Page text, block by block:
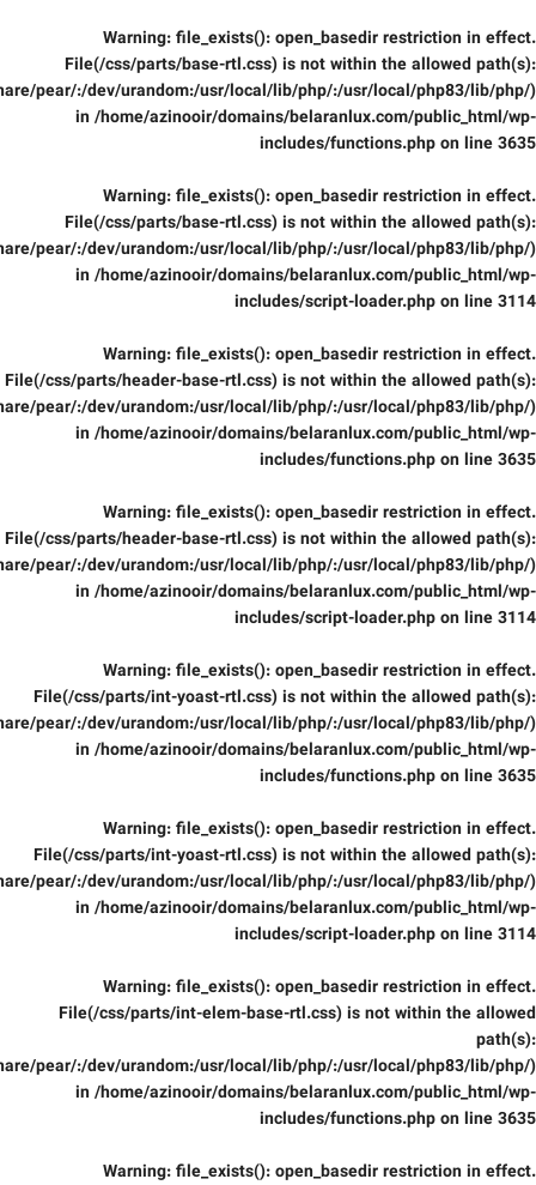
Warning: file_exists(): open_basedir restriction in effect.
File(/css/parts/base-rtl.css) is not within the allowed path(s):
pear/:/dev/urandom:/usr/local/lib/php/:/usr/local/php83/lib/php/)
in /home/azinooir/domains/belaranlux.com/public_html/wp-
includes/functions.php on line 3635
Warning: file_exists(): open_basedir restriction in effect.
File(/css/parts/base-rtl.css) is not within the allowed path(s):
pear/:/dev/urandom:/usr/local/lib/php/:/usr/local/php83/lib/php/)
in /home/azinooir/domains/belaranlux.com/public_html/wp-
includes/script-loader.php on line 3114
Warning: file_exists(): open_basedir restriction in effect.
File(/css/parts/header-base-rtl.css) is not within the allowed path(s):
pear/:/dev/urandom:/usr/local/lib/php/:/usr/local/php83/lib/php/)
in /home/azinooir/domains/belaranlux.com/public_html/wp-
includes/functions.php on line 3635
Warning: file_exists(): open_basedir restriction in effect.
File(/css/parts/header-base-rtl.css) is not within the allowed path(s):
pear/:/dev/urandom:/usr/local/lib/php/:/usr/local/php83/lib/php/)
in /home/azinooir/domains/belaranlux.com/public_html/wp-
includes/script-loader.php on line 3114
Warning: file_exists(): open_basedir restriction in effect.
File(/css/parts/int-yoast-rtl.css) is not within the allowed path(s):
pear/:/dev/urandom:/usr/local/lib/php/:/usr/local/php83/lib/php/)
in /home/azinooir/domains/belaranlux.com/public_html/wp-
includes/functions.php on line 3635
Warning: file_exists(): open_basedir restriction in effect.
File(/css/parts/int-yoast-rtl.css) is not within the allowed path(s):
pear/:/dev/urandom:/usr/local/lib/php/:/usr/local/php83/lib/php/)
in /home/azinooir/domains/belaranlux.com/public_html/wp-
includes/script-loader.php on line 3114
Warning: file_exists(): open_basedir restriction in effect.
File(/css/parts/int-elem-base-rtl.css) is not within the allowed
path(s):
pear/:/dev/urandom:/usr/local/lib/php/:/usr/local/php83/lib/php/)
in /home/azinooir/domains/belaranlux.com/public_html/wp-
includes/functions.php on line 3635
Warning: file_exists(): open_basedir restriction in effect.